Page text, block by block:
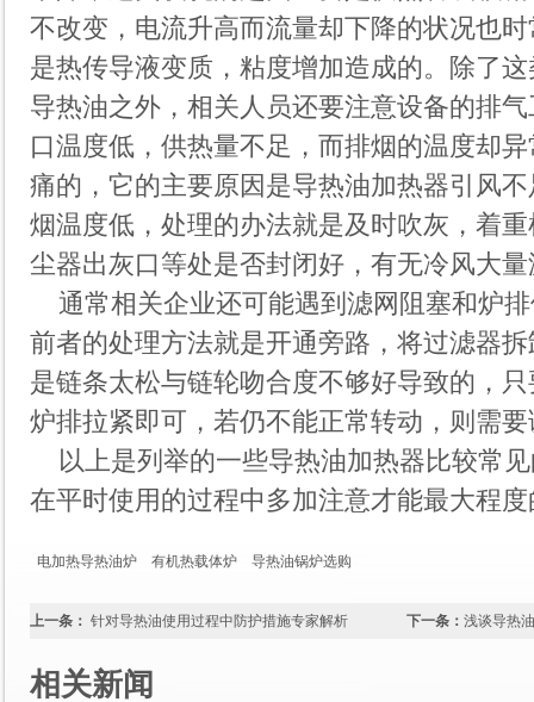
不改变，电流升高而流量却下降的状况也
是热传导液变质，粘度增加造成的。除了
导热油之外，相关人员还要注意设备的排
口温度低，供热量不足，而排烟的温度却
痛的，它的主要原因是导热油加热器引风
烟温度低，处理的办法就是及时吹灰，着
尘器出灰口等处是否封闭好，有无冷风大
通常相关企业还可能遇到滤网阻塞和炉
前者的处理方法就是开通旁路，将过滤器
是链条太松与链轮吻合度不够好导致的，
炉排拉紧即可，若仍不能正常转动，则需
以上是列举的一些导热油加热器比较常
在平时使用的过程中多加注意才能最大程
电加热导热油炉 有机热载体炉 导热油锅炉选购
上一条： 针对导热油使用过程中防护措施专家解析 下一条：浅谈导热
相关新闻